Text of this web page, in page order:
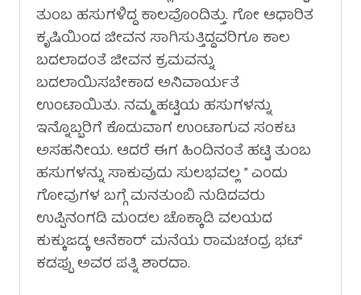
ತುಂಬ ಹಸುಗಳಿದ್ದ ಕಾಲವೊಂದಿತ್ತು. ಗೋ ಆಧಾರಿತ
ಕೃಷಿಯಿಂದ ಜೀವನ ಸಾಗಿಸುತ್ತಿದ್ದವರಿಗೂ ಕಾಲ
ಬದಲಾದಂತೆ ಜೀವನ ಕ್ರಮವನ್ನು
ಬದಲಾಯಿಸಬೇಕಾದ ಅನಿವಾರ್ಯತೆ
ಉಂಟಾಯಿತು. ‌ನಮ್ಮ ಹಟ್ಟಿಯ ಹಸುಗಳನ್ನು
ಇನ್ನೊಬ್ಬರಿಗೆ ಕೊಡುವಾಗ ಉಂಟಾಗುವ ಸಂಕಟ
ಅಸಹನೀಯ. ಆದರೆ ಈಗ ಹಿಂದಿನಂತೆ ಹಟ್ಟಿ ತುಂಬ
ಹಸುಗಳನ್ನು ಸಾಕುವುದು ಸುಲಭವಲ್ಲ ” ಎಂದು
ಗೋವುಗಳ ಬಗ್ಗೆ ಮನತುಂಬಿ ನುಡಿದವರು
ಉಪ್ಪಿನಂಗಡಿ ಮಂಡಲ ಚೊಕ್ಕಾಡಿ ವಲಯದ
ಕುಕ್ಕುಜಡ್ಕ ಆನೆಕಾರ್ ಮನೆಯ ರಾಮಚಂದ್ರ ಭಟ್
ಕಡಪ್ಪು ಅವರ ಪತ್ನಿ ಶಾರದಾ.